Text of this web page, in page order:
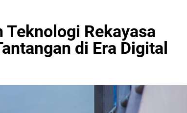
Rekayasa
di Era Digital